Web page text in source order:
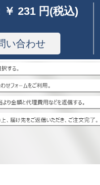
￥ 231 円(税込)
い合わせ